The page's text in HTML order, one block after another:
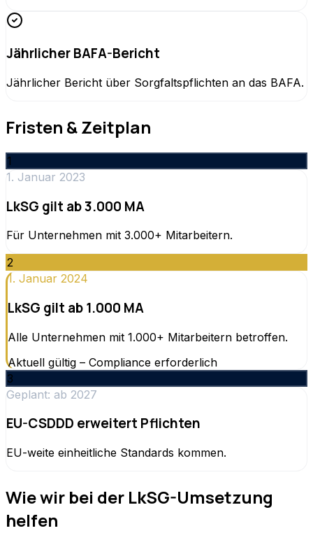
Jährlicher BAFA-Bericht
Jährlicher Bericht über Sorgfaltspflichten an das BAFA.
Fristen & Zeitplan
1
1. Januar 2023
LkSG gilt ab 3.000 MA
Für Unternehmen mit 3.000+ Mitarbeitern.
2
1. Januar 2024
LkSG gilt ab 1.000 MA
Alle Unternehmen mit 1.000+ Mitarbeitern betroffen.
Aktuell gültig – Compliance erforderlich
3
Geplant: ab 2027
EU-CSDDD erweitert Pflichten
EU-weite einheitliche Standards kommen.
Wie wir bei der LkSG-Umsetzung
helfen